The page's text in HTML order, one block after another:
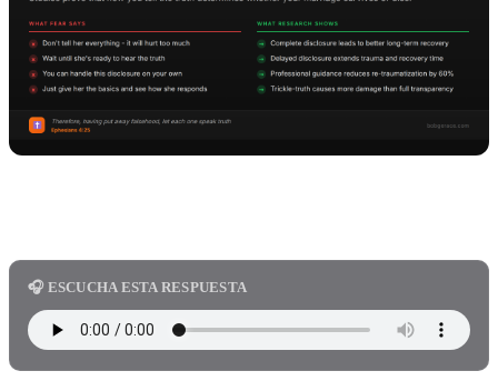
🎧 ESCUCHA ESTA RESPUESTA